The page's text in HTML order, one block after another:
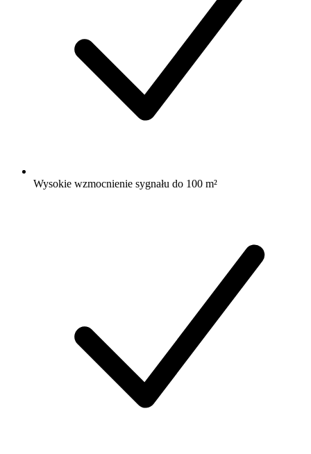
Wysokie wzmocnienie sygnału do 100 m²